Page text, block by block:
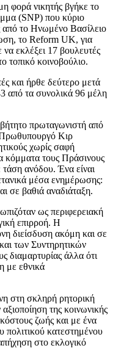
φορά νικητής βγήκε το
(SNP) που κύριο
από το Ηνωμένο Βασίλειο
το Reform UK, για
εκλέξει 17 βουλευτές
τοπικό κοινοβούλιο.
και ήρθε δεύτερο μετά
από τα συνολικά 96 μέλη
πρωταγωνιστή από
Κιρ
χωρίς σαφή
κόμματα τους Πράσινους
ανόδου. Ένα είναι
μέσα ενημέρωσης:
σε βαθιά αναδιάταξη.
ως περιφερειακή
επιρροή. Η
διείσδυση ακόμη και σε
των Συντηρητικών
διαμαρτυρίας άλλα ότι
με εθνικά
στη σκληρή ρητορική
της κοινωνικής
ζωής και με ένα
πολιτικού κατεστημένου
στο εκλογικό